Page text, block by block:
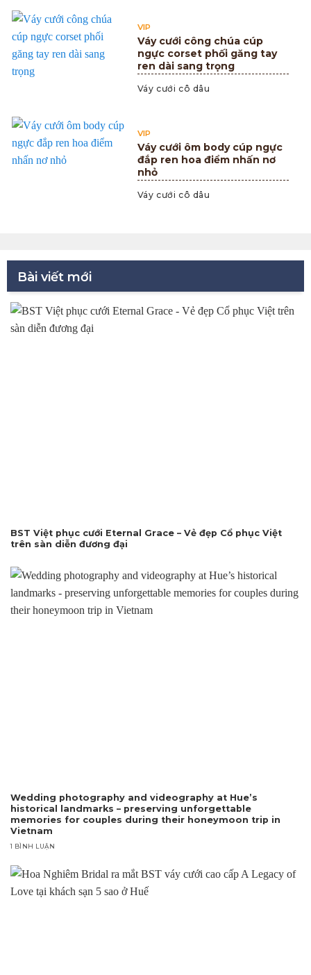
VIP
Váy cưới công chúa cúp
ngực corset phối găng tay
ren dài sang trọng
Váy cưới cô dâu
VIP
Váy cưới ôm body cúp ngực
đắp ren hoa điểm nhấn nơ
nhỏ
Váy cưới cô dâu
Bài viết mới
BST Việt phục cưới Eternal Grace – Vẻ đẹp Cổ phục Việt
trên sàn diễn đương đại
Wedding photography and videography at Hue’s
historical landmarks – preserving unforgettable
memories for couples during their honeymoon trip in
Vietnam
1 BÌNH LUẬN